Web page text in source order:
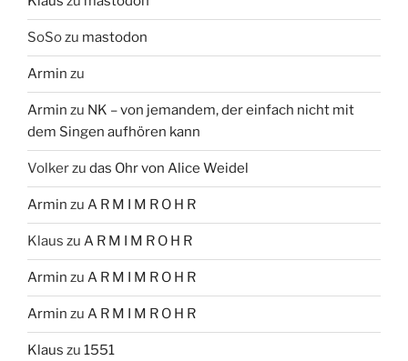
SoSozu mastodon
Armin zu
Armin zu NK – von jemandem, der einfach nicht mit
dem Singen aufhören kann
Volkerzu das Ohr von Alice Weidel
Armin zu A R M I M R O H R
Klaus zu A R M I M R O H R
Armin zu A R M I M R O H R
Armin zu A R M I M R O H R
Klaus zu 1551